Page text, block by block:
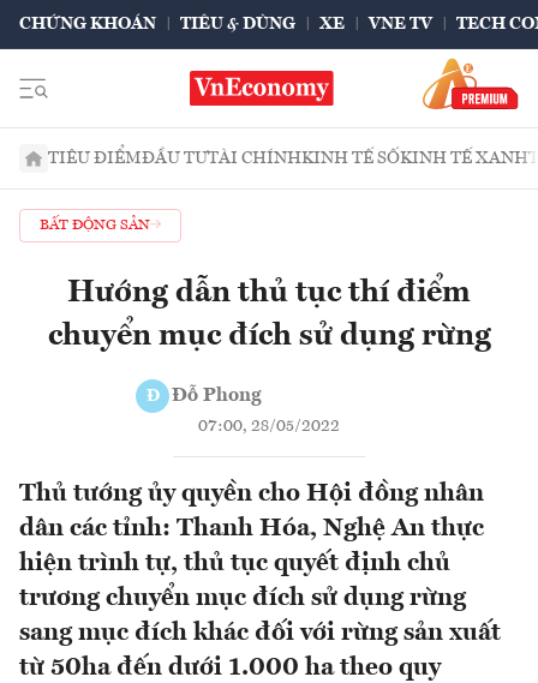
CHỨNG KHOÁN TIÊU & DÙNG XE VNE TV TECH
TIÊU ĐIỂMĐẦU TƯTÀI CHÍNHKINH TẾ SỐKINH TẾ XANH
BẤT ĐỘNG SẢN
Hướng dẫn thủ tục thí điểm
chuyển mục đích sử dụng rừng
Đ Đỗ Phong
07:00, 28/05/2022
Thủ tướng ủy quyền cho Hội đồng nhân
dân các tỉnh: Thanh Hóa, Nghệ An thực
hiện trình tự, thủ tục quyết định chủ
trương chuyển mục đích sử dụng rừng
sang mục đích khác đối với rừng sản xuất
từ 50ha đến dưới 1.000 ha theo quy